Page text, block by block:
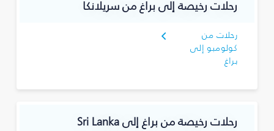
رحلات رخيصة إلى براغ من سريلانكا
رحلات من
كولومبو إلى
براغ
رحلات رخيصة من براغ إلى Sri Lanka